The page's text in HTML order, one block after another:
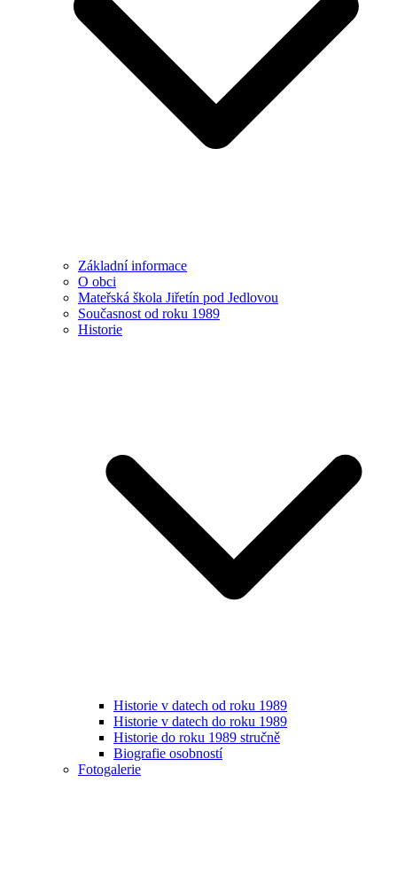
Základní informace
O obci
Mateřská škola Jiřetín pod Jedlovou
Současnost od roku 1989
Historie
Historie v datech od roku 1989
Historie v datech do roku 1989
Historie do roku 1989 stručně
Biografie osobností
Fotogalerie